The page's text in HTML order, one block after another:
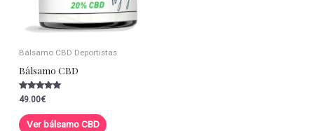
Bálsamo CBD Deportistas
Bálsamo CBD
Valorado con
5.00
de 5
49.00€
Ver bálsamo CBD